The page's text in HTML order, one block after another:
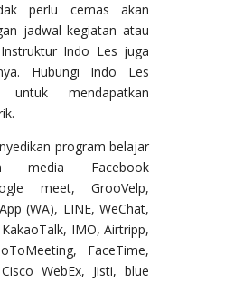
perlu cemas akan
jadwal kegiatan atau
Indo Les juga
Hubungi Indo Les
mendapatkan
program belajar
media Facebook
meet, GrooVelp,
(WA), LINE, WeChat,
IMO, Airtripp,
FaceTime,
WebEx, Jisti, blue